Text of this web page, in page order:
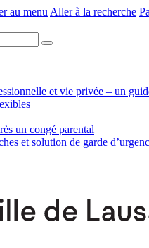
au menu Aller à la recherche
et vie privée – un
un congé parental
et solution de garde